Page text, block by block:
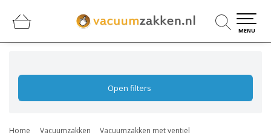
MENU
Open filters
Home Vacuumzakken Vacuumzakken met ventiel